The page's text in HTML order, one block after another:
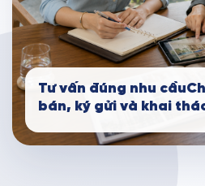
Tư vấn đúng nhu
bán, ký gửi và khai